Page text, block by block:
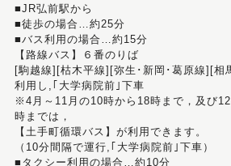
■JR弘前駅から
■徒歩の場合…約25分
■バス利用の場合…約15分
【路線バス】６番のりば
[駒越線][枯木平線][弥生･新岡･葛原線][相
利用し,｢大学病院前｣下車
※4月～11月の10時から18時まで，及び
時までは，
【土手町循環バス】が利用できます。
（10分間隔で運行,｢大学病院前｣下車）
■タクシー利用の場合…約10分